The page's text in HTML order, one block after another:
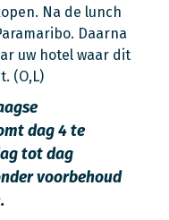
Na de lunch
Daarna
uw hotel waar dit
(O,L)
dag 4 te
tot dag
voorbehoud